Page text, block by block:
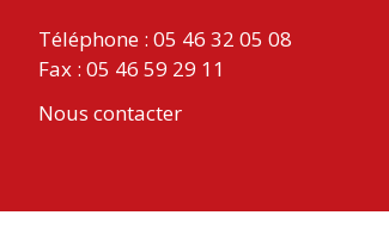
Téléphone : 05 46 32 05 08
Fax : 05 46 59 29 11
Nous contacter